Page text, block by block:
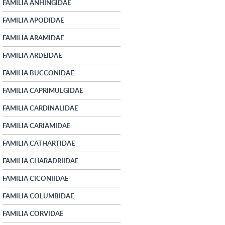
FAMILIA ANHINGIDAE
FAMILIA APODIDAE
FAMILIA ARAMIDAE
FAMILIA ARDEIDAE
FAMILIA BUCCONIDAE
FAMILIA CAPRIMULGIDAE
FAMILIA CARDINALIDAE
FAMILIA CARIAMIDAE
FAMILIA CATHARTIDAE
FAMILIA CHARADRIIDAE
FAMILIA CICONIIDAE
FAMILIA COLUMBIDAE
FAMILIA CORVIDAE